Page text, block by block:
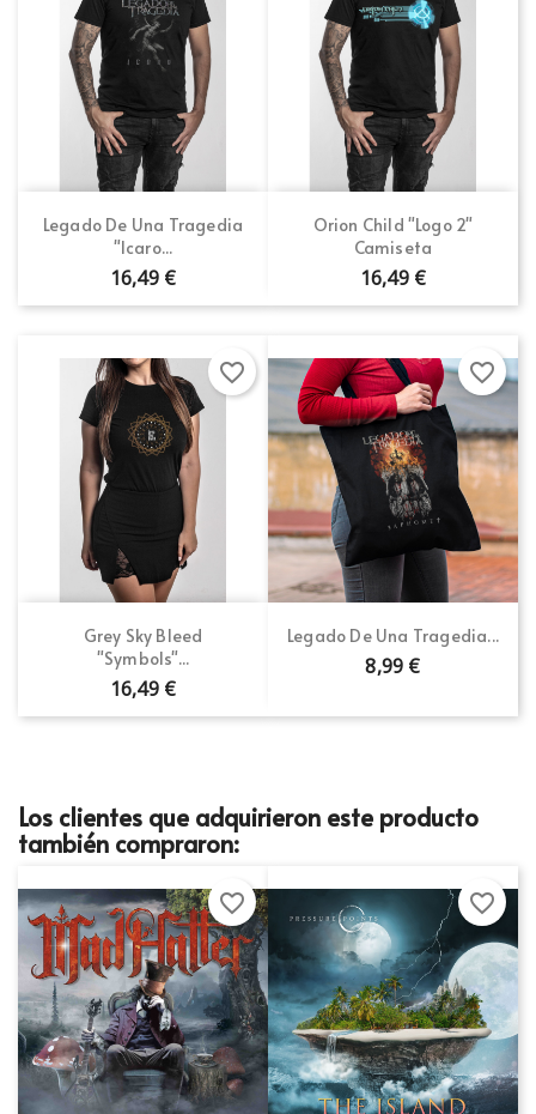
Legado De Una Tragedia
"Icaro...
16,49 €
Orion Child "Logo 2"
Camiseta
16,49 €
Grey Sky Bleed
"Symbols"...
16,49 €
favorite_border
Legado De Una Tragedia...
8,99 €
favorite_border
Los clientes que adquirieron este producto
también compraron:
favorite_border favorite_border